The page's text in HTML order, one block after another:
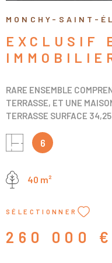
MONCHY-SAINT-
EXCLUSIF
RARE ENSEMBLE
TERRASSE, ET UNE
TERRASSE SURFACE
SERA VIDE POUR LA
6
40 m²
SÉLECTIONNER
260 000 €